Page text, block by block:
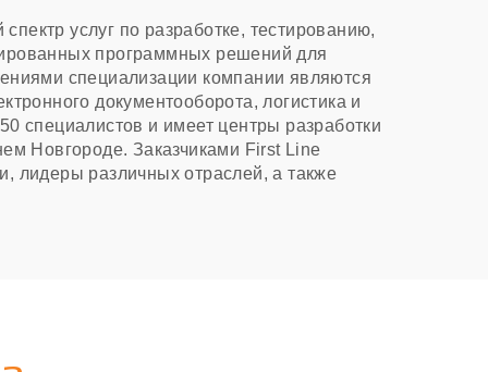
услуг по разработке, тестированию,
программных решений для
специализации компании являются
документооборота, логистика и
специалистов и имеет центры разработки
Новгороде. Заказчиками First Line
лидеры различных отраслей, а также